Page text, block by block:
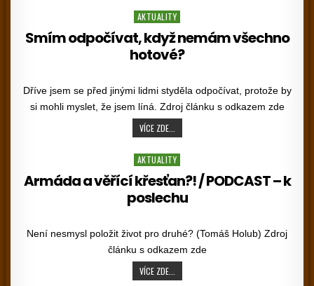
Posted in
AKTUALITY
Smím odpočívat, když nemám všechno
hotové?
Dříve jsem se před jinými lidmi styděla odpočívat, protože by
si mohli myslet, že jsem líná. Zdroj článku s odkazem zde
VÍCE ZDE...
Posted in
AKTUALITY
Armáda a věřící křesťan?! / PODCAST – k
poslechu
Není nesmysl položit život pro druhé? (Tomáš Holub) Zdroj
článku s odkazem zde
VÍCE ZDE...